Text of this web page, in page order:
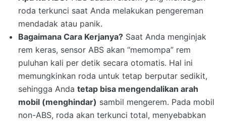
roda terkunci saat Anda melakukan pengereman
mendadak atau panik.
Bagaimana Cara Kerjanya? Saat Anda menginjak
rem keras, sensor ABS akan “memompa” rem
puluhan kali per detik secara otomatis. Hal ini
memungkinkan roda untuk tetap berputar sedikit,
sehingga Anda tetap bisa mengendalikan arah
mobil (menghindar) sambil mengerem. Pada mobil
non-ABS, roda akan terkunci total, menyebabkan